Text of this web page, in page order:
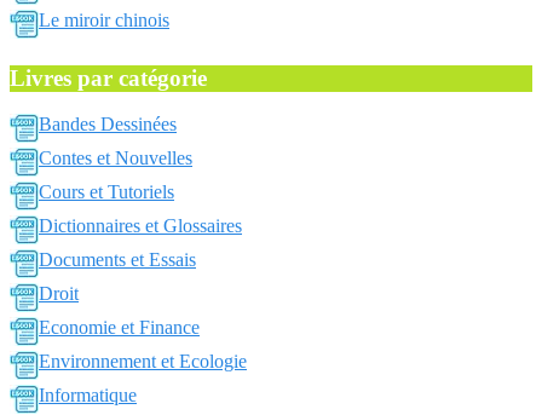
Le miroir chinois
Livres par catégorie
Bandes Dessinées
Contes et Nouvelles
Cours et Tutoriels
Dictionnaires et Glossaires
Documents et Essais
Droit
Economie et Finance
Environnement et Ecologie
Informatique